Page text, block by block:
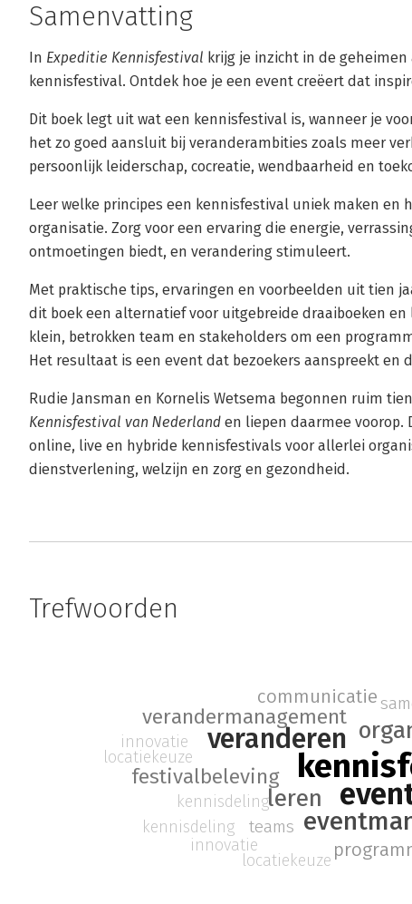
Samenvatting
In Expeditie Kennisfestival krijg je inzicht in de
kennisfestival. Ontdek hoe je een event creëert dat
Dit boek legt uit wat een kennisfestival is, wanneer je
het zo goed aansluit bij veranderambities zoals meer
persoonlijk leiderschap, cocreatie, wendbaarheid en
Leer welke principes een kennisfestival uniek maken en
organisatie. Zorg voor een ervaring die energie,
ontmoetingen biedt, en verandering stimuleert.
Met praktische tips, ervaringen en voorbeelden uit tien
dit boek een alternatief voor uitgebreide draaiboeken
klein, betrokken team en stakeholders om een
Het resultaat is een event dat bezoekers aanspreekt en
Rudie Jansman en Kornelis Wetsema begonnen ruim
Kennisfestival van Nederland en liepen daarmee
online, live en hybride kennisfestivals voor allerlei
dienstverlening, welzijn en zorg en gezondheid.
Trefwoorden
veranderen
leren
festivalbeleving
verandermanagement
communicatie
teams
kennisdeling
locatiekeuze
innovatie
kennisdeling
locatiekeuze
innovatie